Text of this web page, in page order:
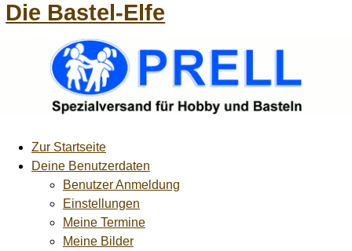
Die Bastel-Elfe
Zur Startseite
Deine Benutzerdaten
Benutzer Anmeldung
Einstellungen
Meine Termine
Meine Bilder